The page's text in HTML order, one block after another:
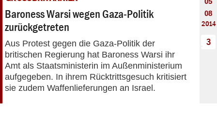
Baroness Warsi wegen Gaza-Politik
zurückgetreten
Aus Protest gegen die Gaza-Politik der
britischen Regierung hat Baroness Warsi ihr
Amt als Staatsministerin im Außenministerium
aufgegeben. In ihrem Rücktrittsgesuch kritisiert
sie zudem Waffenlieferungen an Israel.
08
2014
3